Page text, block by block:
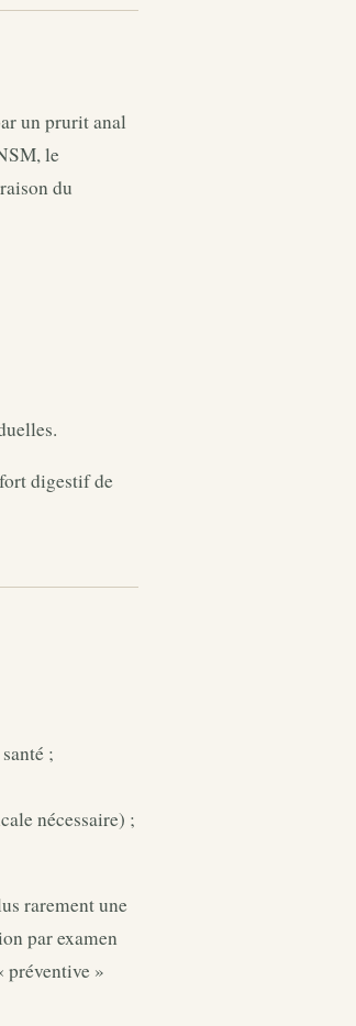
un prurit anal
le
du
digestif de
;
nécessaire) ;
rarement une
par examen
»